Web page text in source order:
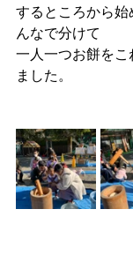
するところから
んなで分けて
一人一つお餅を
ました。